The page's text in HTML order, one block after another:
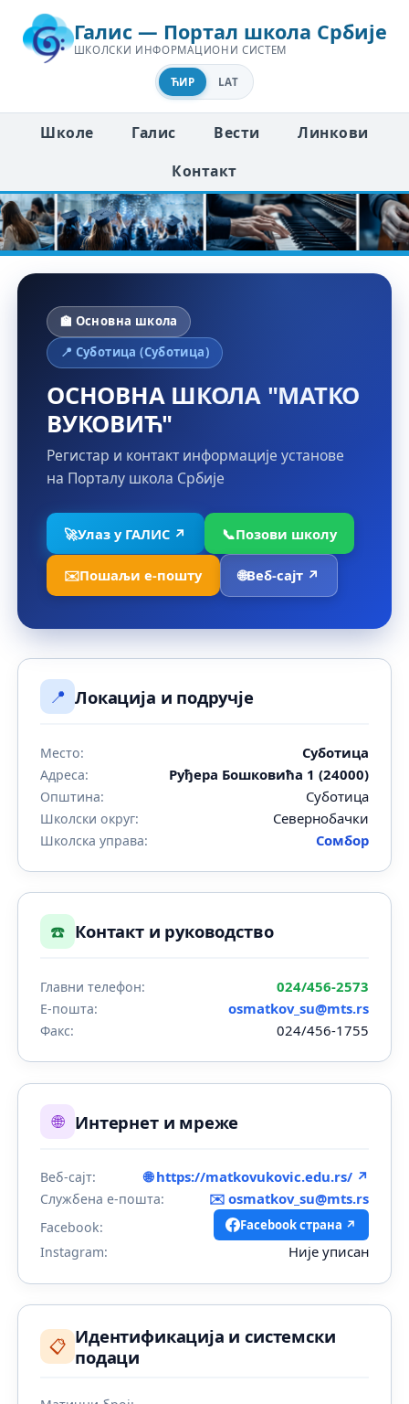
Галис — Портал школа Србије
ШКОЛСКИ ИНФОРМАЦИОНИ СИСТЕМ
ЋИР LAT
Школе Галис Вести
Линкови
Контакт
🏫 Основна школа
📍 Суботица (Суботица)
ОСНОВНА ШКОЛА "МАТКО
ВУКОВИЋ"
Регистар и контакт информације установе
на Порталу школа Србије
🚀Улаз у ГАЛИС ↗ 📞Позови школу
✉️Пошаљи е-пошту 🌐Веб-сајт ↗
📍 Локација и подручје
Место: Суботица
Адреса: Руђера Бошковића 1 (24000)
Општина: Суботица
Школски округ: Севернобачки
Школска управа: Сомбор
☎️ Контакт и руководство
Главни телефон: 024/456-2573
Е-пошта: osmatkov_su@mts.rs
Факс: 024/456-1755
🌐 Интернет и мреже
Веб-сајт: 🌐 https://matkovukovic.edu.rs/ ↗
Службена е-пошта: ✉️ osmatkov_su@mts.rs
Facebook: Facebook страна ↗
Instagram: Није уписан
📋 Идентификација и системски
подаци